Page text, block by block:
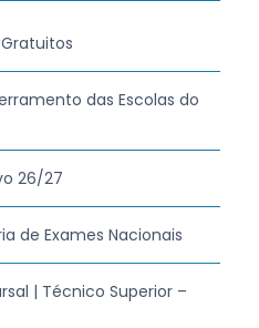
das Escolas do
26/27
de Exames Nacionais
| Técnico Superior –